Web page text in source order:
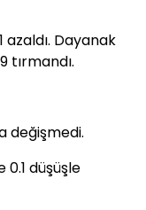
azaldı. Dayanak
tırmandı.
değişmedi.
0.1 düşüşle